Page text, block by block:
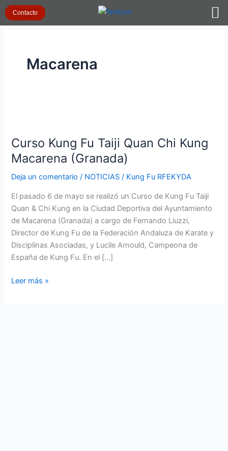
Contacto
Macarena
Curso Kung Fu Taiji Quan Chi Kung
Macarena (Granada)
Deja un comentario / NOTICIAS / Kung Fu RFEKYDA
El pasado 6 de mayo se realizó un Curso de Kung Fu Taiji
Quan & Chi Kung en la Ciudad Deportiva del Ayuntamiento
de Macarena (Granada) a cargo de Fernando Liuzzi,
Director de Kung Fu de la Federación Andaluza de Karate y
Disciplinas Asociadas, y Lucile Arnould, Campeona de
España de Kung Fu. En el […]
Fu
Taiji
Chi
Kung
Macarena
(Granada)
Leer más »